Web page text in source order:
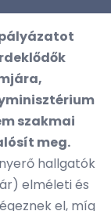
szakmai
meg.
hallgatók
elméleti és
el, míg